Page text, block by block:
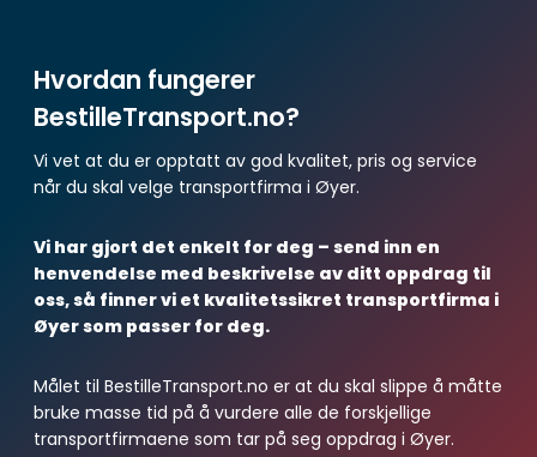
Hvordan fungerer
BestilleTransport.no?
Vi vet at du er opptatt av god kvalitet, pris og service
når du skal velge transportfirma i Øyer.
Vi har gjort det enkelt for deg – send inn en
henvendelse med beskrivelse av ditt oppdrag til
oss, så finner vi et kvalitetssikret transportfirma i
Øyer som passer for deg.
Målet til BestilleTransport.no er at du skal slippe å måtte
bruke masse tid på å vurdere alle de forskjellige
transportfirmaene som tar på seg oppdrag i Øyer.